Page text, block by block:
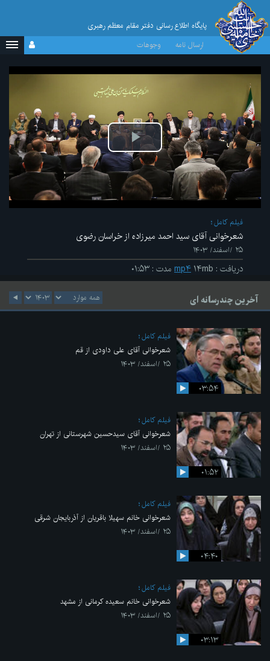
پایگاه اطلاع رسانی دفتر مقام معظم رهبری
ارسال نامه
وجوهات
پخش
ویدیو
فیلم کامل
شعرخوانی آقای سید احمد میرزاده از خراسان رضوی
۲۵ /اسفند/ ۱۴۰۳
دریافت : mp۴ ۱۴mb مدت : ۰۱:۵۳
آخرین چندرسانه ای
۰۳:۵۴
فیلم کامل
شعرخوانی آقای علی داودی از قم
۲۵ /اسفند/ ۱۴۰۳
۰۱:۵۲
فیلم کامل
شعرخوانی آقای سیدحسین شهرستانی از تهران
۲۵ /اسفند/ ۱۴۰۳
۰۴:۴۰
فیلم کامل
شعرخوانی خانم سهیلا باقریان از آذربایجان شرقی
۲۵ /اسفند/ ۱۴۰۳
۰۳:۱۳
فیلم کامل
شعرخوانی خانم سعیده کرمانی از مشهد
۲۵ /اسفند/ ۱۴۰۳